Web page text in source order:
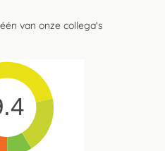
van onze collega's